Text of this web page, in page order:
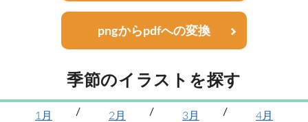
pngからpdfへの変換
季節のイラストを探す
1月 2月 3月
4月